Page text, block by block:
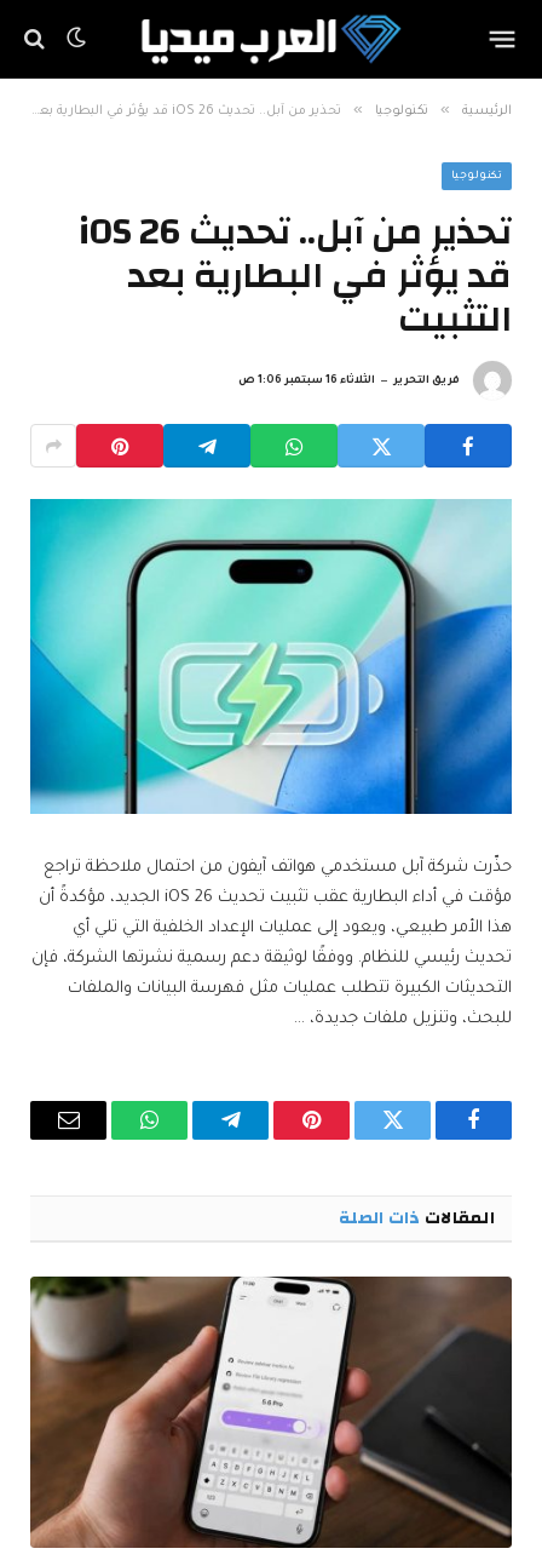
الرئيسية » تكنولوجيا » تحذير من آبل.. تحديث iOS 26 قد يؤثر في البطارية بعد التثبيت
تكنولوجيا
تحذير من آبل.. تحديث iOS 26
قد يؤثر في البطارية بعد
التثبيت
فريق التحرير الثلاثاء 16 سبتمبر 1:06 ص
حذّرت شركة آبل مستخدمي هواتف آيفون من احتمال ملاحظة تراجع
مؤقت في أداء البطارية عقب تثبيت تحديث iOS 26 الجديد، مؤكدةً أن
هذا الأمر طبيعي، ويعود إلى عمليات الإعداد الخلفية التي تلي أي
تحديث رئيسي للنظام. ووفقًا لوثيقة دعم رسمية نشرتها الشركة، فإن
التحديثات الكبيرة تتطلب عمليات مثل فهرسة البيانات والملفات
للبحث، وتنزيل ملفات جديدة، …
فيسبوك تويتر بينتيريستتيلقرام واتساب البريد
المقالات ذات الصلة